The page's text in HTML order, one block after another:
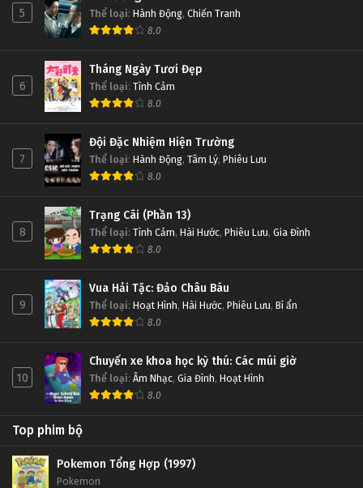
5 Thể loại: Hành Động, Chiến Tranh
8.0
6
Tháng Ngày Tươi Đẹp
Thể loại: Tình Cảm
8.0
7
Đội Đặc Nhiệm Hiện Trường
Thể loại: Hành Động, Tâm Lý, Phiêu Lưu
8.0
8
Trạng Cãi (Phần 13)
Thể loại: Tình Cảm, Hài Hước, Phiêu Lưu, Gia Đình
8.0
9
Vua Hải Tặc: Đảo Châu Báu
Thể loại: Hoạt Hình, Hài Hước, Phiêu Lưu, Bí ẩn
8.0
10
Chuyến xe khoa học kỳ thú: Các múi giờ
Thể loại: Âm Nhạc, Gia Đình, Hoạt Hình
8.0
Top phim bộ
Pokemon Tổng Hợp (1997)
Pokemon